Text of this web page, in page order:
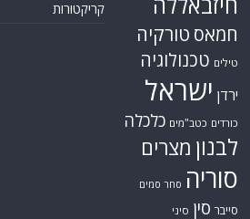
חמאס טורקיה
טילים טכנולוגיה
ירדן ישראל
כורדים כטב"מים כלכלה
לבנון מצרים
סוריה סחר סמים
סייבר סין סיני
קריקטורות